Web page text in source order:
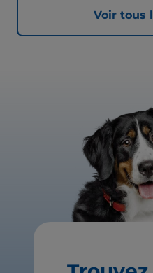
Voir tous